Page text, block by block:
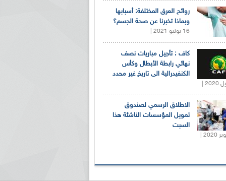
روائح العرق المختلفة: أسبابها
وبماذا تخبرنا عن صحة الجسم؟
16 يونيو 2021 |
كاف : تأجيل مباريات نصف
نهائي رابطة الأبطال وكأس
الكنفيدرالية الى تاريخ غير محدد
الاطلاق الرسمي لصندوق
تمويل المؤسسات الناشئة هذا
السبت